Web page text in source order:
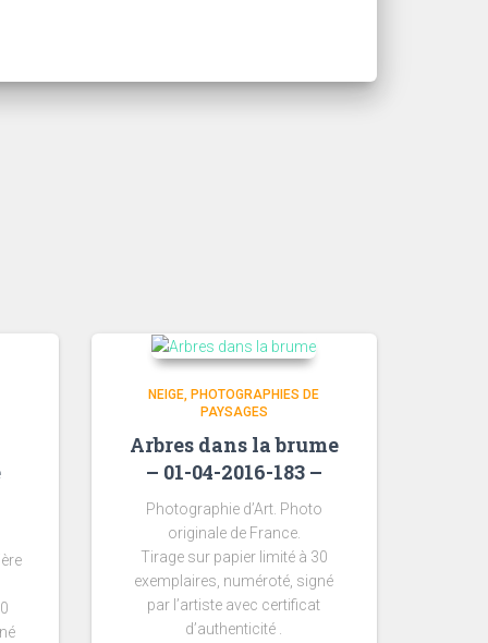
NEIGE PHOTOGRAPHIES DE
PAYSAGES
Arbres dans la brume
– 01-04-2016-183 –
Photographie d’Art. Photo
originale de France.
Tirage sur papier limité à 30
exemplaires, numéroté, signé
par l’artiste avec certificat
d’authenticité .